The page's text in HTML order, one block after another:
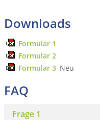
Downloads
Formular 1
Formular 2
Formular 3 Neu
FAQ
Frage 1